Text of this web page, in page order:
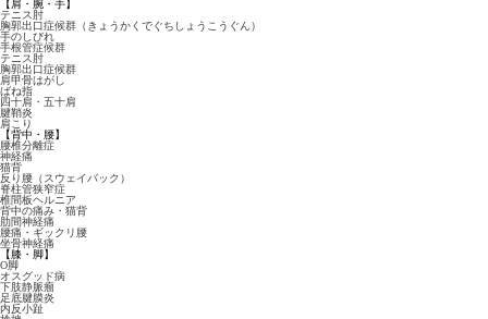
【肩・腕・手】
テニス肘
胸郭出口症候群（きょうかくでぐちしょうこうぐん）
手のしびれ
手根管症候群
テニス肘
胸郭出口症候群
肩甲骨はがし
ばね指
四十肩・五十肩
腱鞘炎
肩こり
【背中・腰】
腰椎分離症
神経痛
猫背
反り腰（スウェイバック）
脊柱管狭窄症
椎間板ヘルニア
背中の痛み・猫背
肋間神経痛
腰痛・ギックリ腰
坐骨神経痛
【膝・脚】
O脚
オスグッド病
下肢静脈瘤
足底腱膜炎
内反小趾